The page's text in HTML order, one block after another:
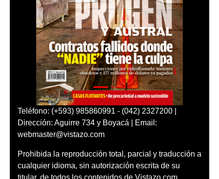
Teléfono: (+593) 985860991 - (042) 2327200 |
Dirección: Aguirre 734 y Boyacá | Email:
webmaster@vistazo.com
Prohibida la reproducción total, parcial y traducción a
cualquier idioma, sin autorización escrita de su
titular, de todos los contenidos de Vistazo.com.